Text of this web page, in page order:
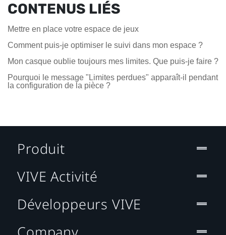
CONTENUS LIÉS
Mettre en place votre espace de jeux
Comment puis-je optimiser le suivi dans mon espace ?
Mon casque oublie toujours mes limites. Que puis-je faire ?
Pourquoi le message "Limites perdues" apparaît-il pendant
la configuration de la pièce ?
Produit
VIVE Activité
Développeurs VIVE